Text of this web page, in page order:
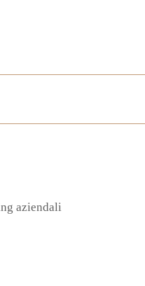
aziendali